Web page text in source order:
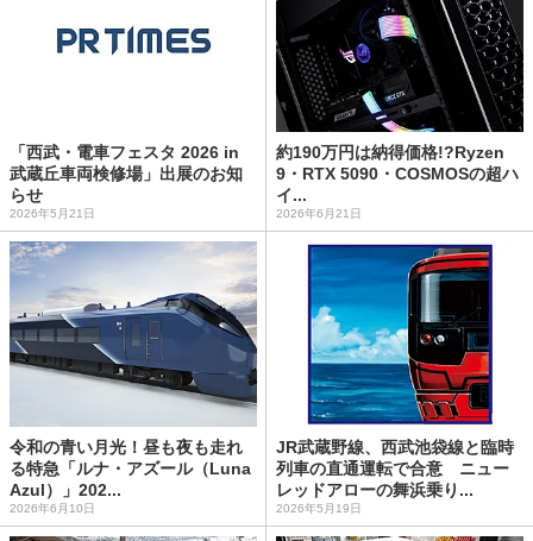
「西武・電車フェスタ 2026 in
武蔵丘車両検修場」出展のお知
らせ
2026年5月21日
約190万円は納得価格!?Ryzen
9・RTX 5090・COSMOSの超ハ
イ...
2026年6月21日
令和の青い月光！昼も夜も走れ
る特急「ルナ・アズール（Luna
Azul）」202...
2026年6月10日
JR武蔵野線、西武池袋線と臨時
列車の直通運転で合意 ニュー
レッドアローの舞浜乗り...
2026年5月19日